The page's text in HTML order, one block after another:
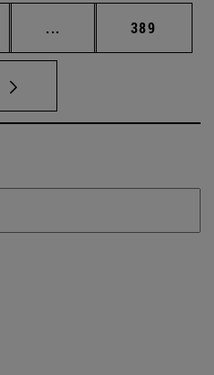
... Páginas intermedias
Página
389